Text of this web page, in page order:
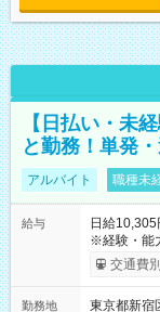
【日払い・未
と勤務！単発
アルバイト 職種未
給与
日給
※経験・能力
間】試用期
交通費
勤務地
東京都新宿